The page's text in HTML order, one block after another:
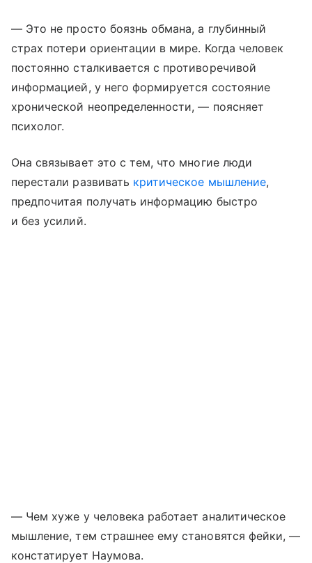
— Это не просто боязнь обмана, а глубинный
страх потери ориентации в мире. Когда человек
постоянно сталкивается с противоречивой
информацией, у него формируется состояние
хронической неопределенности, — поясняет
психолог.
Она связывает это с тем, что многие люди
перестали развивать критическое мышление,
предпочитая получать информацию быстро
и без усилий.
— Чем хуже у человека работает аналитическое
мышление, тем страшнее ему становятся фейки, —
констатирует Наумова.